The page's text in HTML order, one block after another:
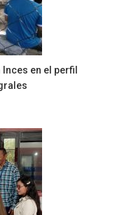
en el perfil